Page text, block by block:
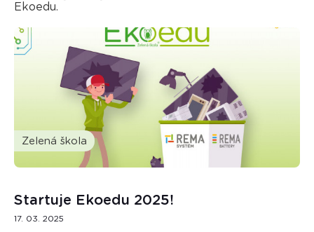
Ekoedu.
Zelená škola
Startuje Ekoedu 2025!
17. 03. 2025